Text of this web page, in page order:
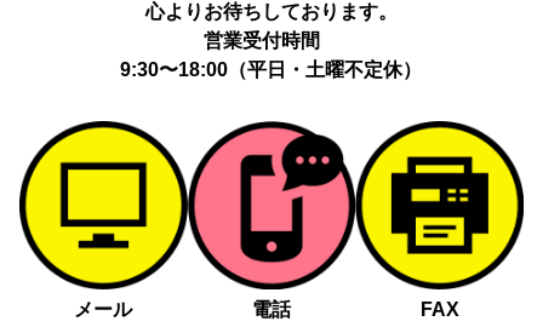
心よりお待ちしております。
営業受付時間
9:30〜18:00（平日・土曜不定休）
メール
電話 FAX